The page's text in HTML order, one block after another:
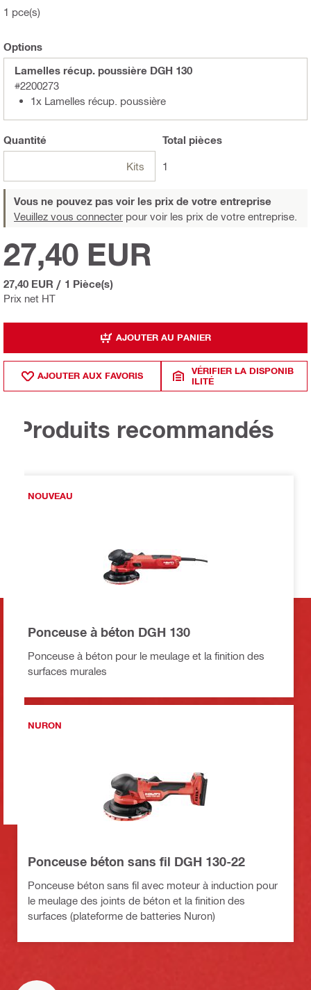
1 pce(s)
Options
Lamelles récup. poussière DGH 130
#2200273
1x Lamelles récup. poussière
Quantité
Kits
Total pièces
1
Vous ne pouvez pas voir les prix de votre entreprise
Veuillez vous connecter pour voir les prix de votre entreprise.
Prix net HT
27,40 EUR
27,40 EUR / 1 Pièce(s)
AJOUTER AU PANIER
AJOUTER AUX FAVORIS
VÉRIFIER LA DISPONIB
ILITÉ
Produits recommandés
NOUVEAU
Ponceuse à béton DGH 130
Ponceuse à béton pour le meulage et la finition des
surfaces murales
NURON
Ponceuse béton sans fil DGH 130-22
Ponceuse béton sans fil avec moteur à induction pour
le meulage des joints de béton et la finition des
surfaces (plateforme de batteries Nuron)